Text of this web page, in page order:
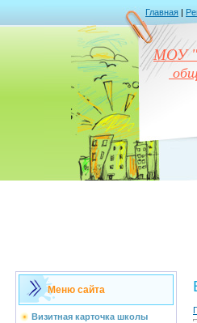
Главная |
МОУ
Меню сайта
Визитная карточка школы